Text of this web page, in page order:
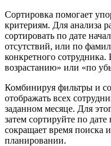
Сортировка помогает
критериям. Для анализа
сортировать по дате
отсутствий, или по
конкретного
возрастанию» или «по
Комбинируя фильтры и
отображать всех
заданном месяце. Для
затем сортируйте по
сокращает время
планировании.